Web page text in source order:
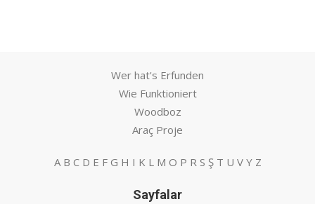
Wer hat's Erfunden
Wie Funktioniert
Woodboz
Araç Proje
A B C D E F G H I K L M O P R S Ş T U V Y Z
Sayfalar